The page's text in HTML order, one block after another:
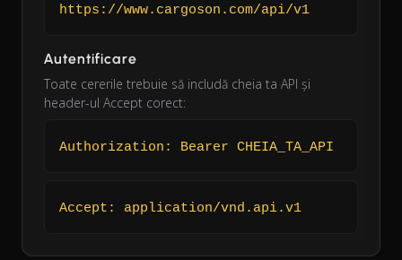
https://www.cargoson.com/api/v1
Autentificare
Toate cererile trebuie să includă cheia ta API și
header-ul Accept corect:
Authorization: Bearer CHEIA_TA_API
Accept: application/vnd.api.v1